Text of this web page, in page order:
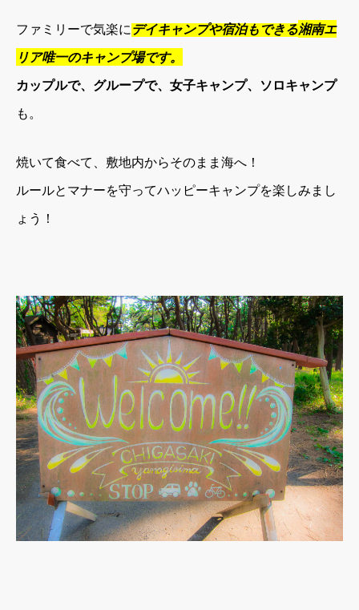
ファミリーで気楽にデイキャンプや宿泊もできる湘南エ
リア唯一のキャンプ場です。
カップルで、グループで、女子キャンプ、ソロキャンプ
も。
焼いて食べて、敷地内からそのまま海へ！
ルールとマナーを守ってハッピーキャンプを楽しみまし
ょう！